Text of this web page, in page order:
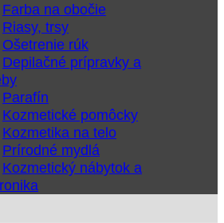
Farba na obočie
Riasy, trsy
Ošetrenie rúk
Depilačné prípravky a
Parafín
Kozmetické pomôcky
Kozmetika na telo
Prírodné mydlá
Kozmetický nábytok a